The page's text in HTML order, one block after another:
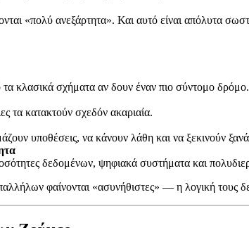
«πολύ ανεξάρτητα». Και αυτό είναι απόλυτα
κλασικά σχήματα αν δουν έναν πιο σύντομο δρόμο.
τα κατακτούν σχεδόν ακαριαία.
υποθέσεις, να κάνουν λάθη και να ξεκινούν
δεδομένων, ψηφιακά συστήματα και
φαίνονται «ασυνήθιστες» — η λογική τους